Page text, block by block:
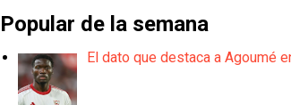
Popular de la semana
El dato que destaca a Agoumé